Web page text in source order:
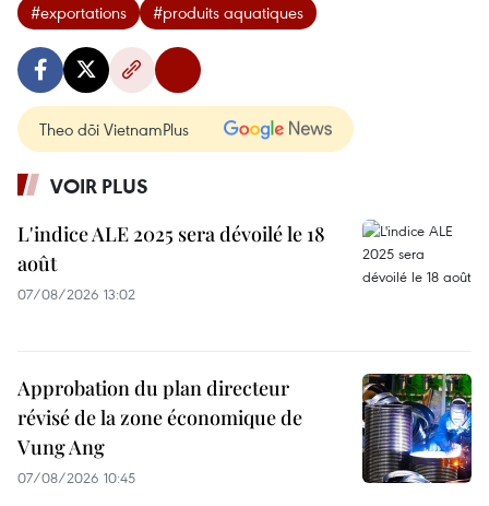
#exportations #produits aquatiques
Theo dõi VietnamPlus
VOIR PLUS
L'indice ALE 2025 sera dévoilé le 18
août
07/08/2026 13:02
Approbation du plan directeur
révisé de la zone économique de
Vung Ang
07/08/2026 10:45